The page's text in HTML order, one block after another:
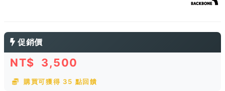
促銷價
NT$ 3,500
購買可獲得 35 點回饋